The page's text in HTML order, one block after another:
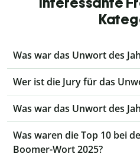
Was war das Unwort des
Wer ist die Jury für das
Was war das Unwort des
Was waren die Top 10 bei
Boomer-Wort 2025?